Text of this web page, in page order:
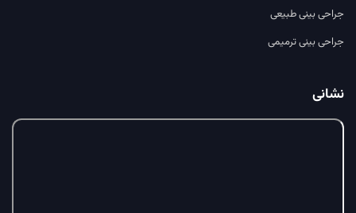
جراحی بینی طبیعی
جراحی بینی ترمیمی
نشانی